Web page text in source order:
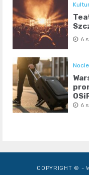
6
6
COPYRIGHT © -